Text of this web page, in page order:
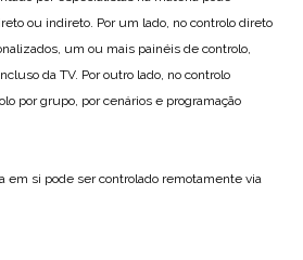
ou indireto. Por um lado, no controlo direto
um ou mais painéis de controlo,
da TV. Por outro lado, no controlo
por grupo, por cenários e programação
em si pode ser controlado remotamente via